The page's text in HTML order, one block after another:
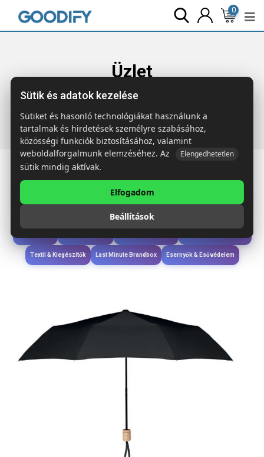
0
Üzlet
Főoldal Termékek Esernyők & Esővédelem
colos összecsukh. esernyő
Étkezés & Ivás
Wellness & Ápolás
Textil & Kiegészítők Last Minute Brandbox Esernyők & Esővédelem
Sütik és adatok kezelése
Sütiket és hasonló technológiákat használunk a
tartalmak és hirdetések személyre szabásához,
közösségi funkciók biztosításához, valamint
weboldalforgalmunk elemzéséhez. Az
Elengedhetetlen
sütik mindig aktívak.
Elfogadom
Beállítások